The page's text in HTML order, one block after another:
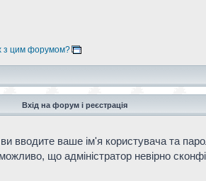
з цим форумом?
Вхід на форум і реєстрація
ваше ім'я користувача та
що адміністратор невірно